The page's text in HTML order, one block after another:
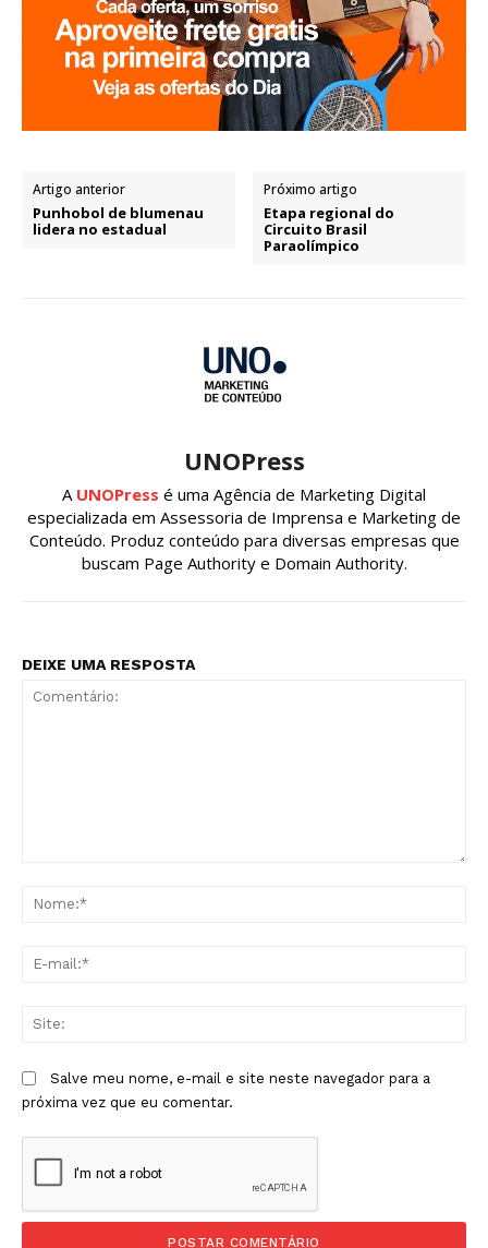
Artigo anterior
Punhobol de blumenau
lidera no estadual
Próximo artigo
Etapa regional do
Circuito Brasil
Paraolímpico
UNOPress
A UNOPress é uma Agência de Marketing Digital
especializada em Assessoria de Imprensa e Marketing de
Conteúdo. Produz conteúdo para diversas empresas que
buscam Page Authority e Domain Authority.
DEIXE UMA RESPOSTA
Salve meu nome, e-mail e site neste navegador para a
próxima vez que eu comentar.